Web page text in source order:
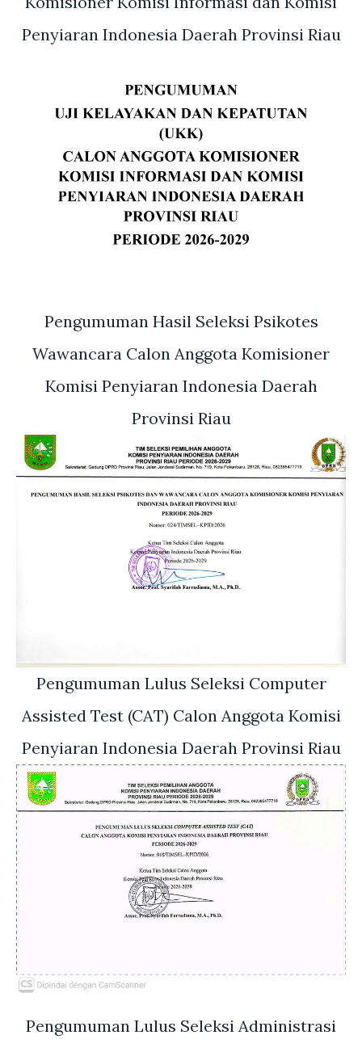
Penyiaran Indonesia Daerah Provinsi Riau
Pengumuman Hasil Seleksi Psikotes
Wawancara Calon Anggota Komisioner
Komisi Penyiaran Indonesia Daerah
Provinsi Riau
Pengumuman Lulus Seleksi Computer
Assisted Test (CAT) Calon Anggota Komisi
Penyiaran Indonesia Daerah Provinsi Riau
Pengumuman Lulus Seleksi Administrasi